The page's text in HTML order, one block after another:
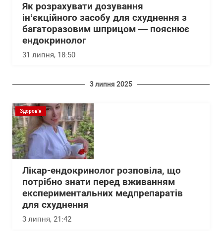
Як розрахувати дозування
інʼєкційного засобу для схуднення з
багаторазовим шприцом — пояснює
ендокринолог
31 липня, 18:50
3 липня 2025
Здоров'я
Лікар-ендокринолог розповіла, що
потрібно знати перед вживанням
експериментальних медпрепаратів
для схуднення
3 липня, 21:42